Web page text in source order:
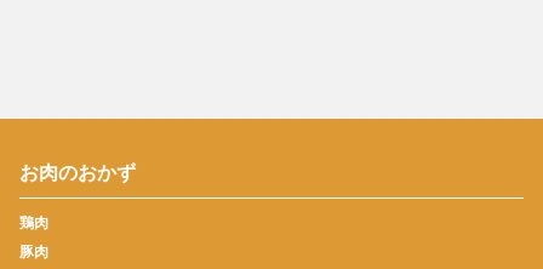
お肉のおかず
鶏肉
豚肉